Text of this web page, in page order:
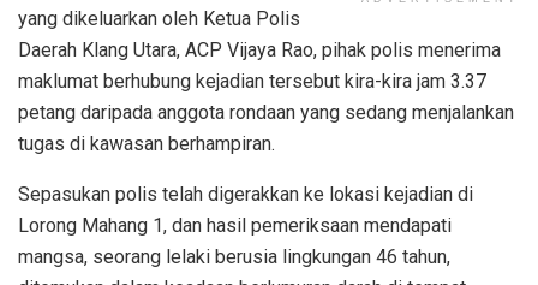
yang dikeluarkan oleh Ketua Polis
Daerah Klang Utara, ACP Vijaya Rao, pihak polis menerima
maklumat berhubung kejadian tersebut kira-kira jam 3.37
petang daripada anggota rondaan yang sedang menjalankan
tugas di kawasan berhampiran.
Sepasukan polis telah digerakkan ke lokasi kejadian di
Lorong Mahang 1, dan hasil pemeriksaan mendapati
mangsa, seorang lelaki berusia lingkungan 46 tahun,